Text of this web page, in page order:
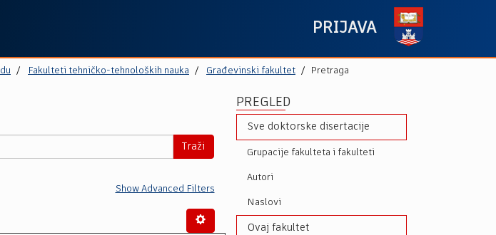
PRIJAVA
Fakulteti tehničko-tehnoloških nauka Građevinski fakultet Pretraga
Traži
Show Advanced Filters
PREGLED
Sve doktorske disertacije
Grupacije fakulteta i fakulteti
Autori
Naslovi
Ovaj fakultet